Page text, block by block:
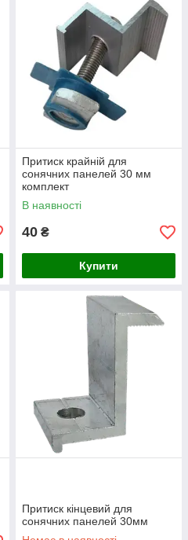
Притиск крайній для
сонячних панелей 30 мм
комплект
В наявності
40 ₴
Купити
Притиск кінцевий для
сонячних панелей 30мм